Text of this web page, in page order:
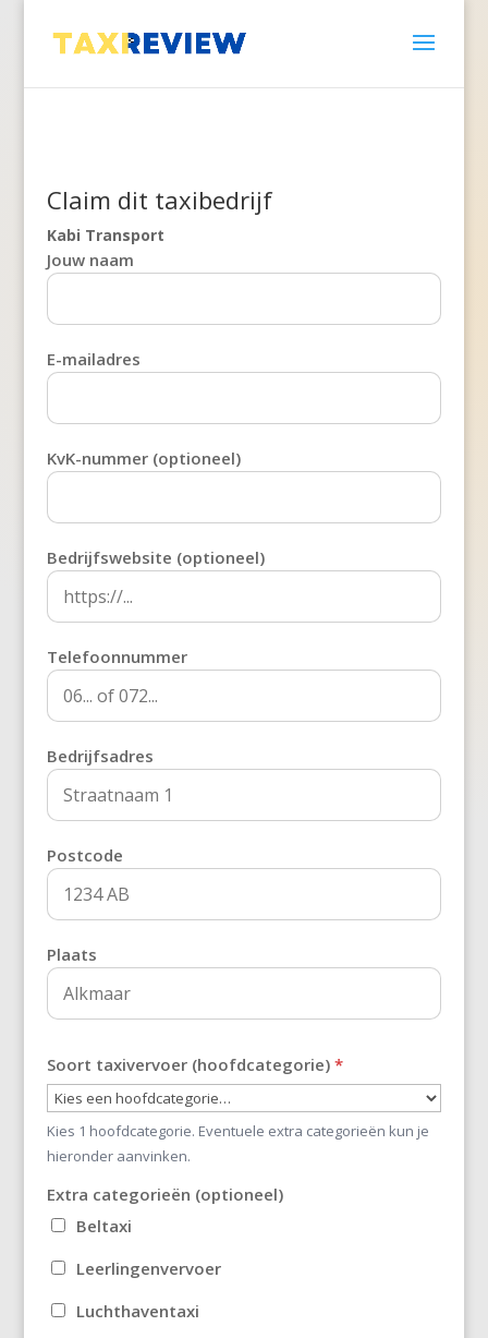
Claim dit taxibedrijf
Kabi Transport
Jouw naam
E-mailadres
KvK-nummer (optioneel)
Bedrijfswebsite (optioneel)
Telefoonnummer
Bedrijfsadres
Postcode
Plaats
Soort taxivervoer (hoofdcategorie) *
Kies 1 hoofdcategorie. Eventuele extra categorieën kun je
hieronder aanvinken.
Extra categorieën (optioneel)
Beltaxi
Leerlingenvervoer
Luchthaventaxi